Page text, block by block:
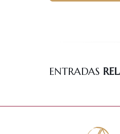
ENTRADAS